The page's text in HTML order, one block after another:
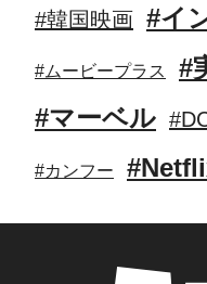
#韓国映画 #イ
#ムービープラス #
#マーベル
#カンフー